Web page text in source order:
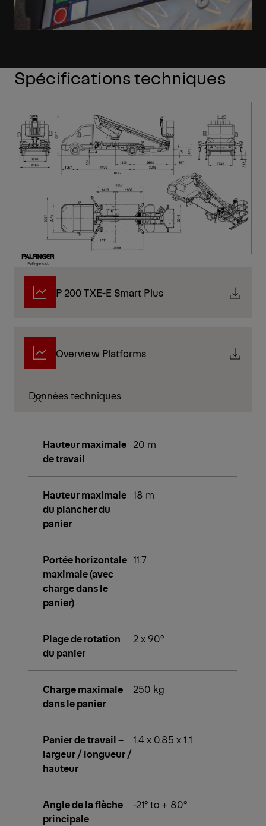
Spécifications techniques
P 200 TXE-E Smart Plus
Overview Platforms
Données techniques
Hauteur maximale
de travail
20 m
Hauteur maximale
du plancher du
panier
18 m
Portée horizontale
maximale (avec
charge dans le
panier)
11.7
Plage de rotation
du panier
2 x 90°
Charge maximale
dans le panier
250 kg
Panier de travail –
largeur / longueur /
hauteur
1.4 x 0.85 x 1.1
Angle de la flèche
principale
-21° to + 80°